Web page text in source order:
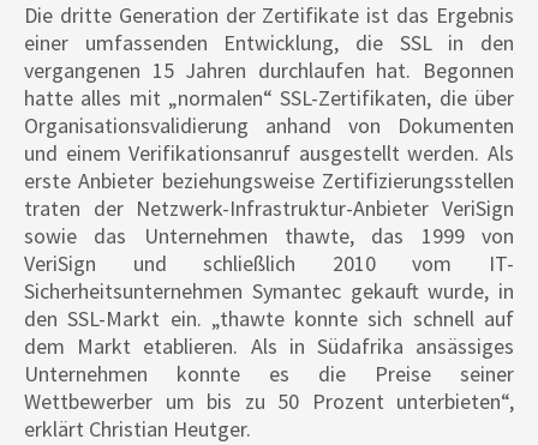
Die dritte Generation der Zertifikate ist das Ergebnis
einer umfassenden Entwicklung, die SSL in den
vergangenen 15 Jahren durchlaufen hat. Begonnen
hatte alles mit „normalen“ SSL-Zertifikaten, die über
Organisationsvalidierung anhand von Dokumenten
und einem Verifikationsanruf ausgestellt werden. Als
erste Anbieter beziehungsweise Zertifizierungsstellen
traten der Netzwerk-Infrastruktur-Anbieter VeriSign
sowie das Unternehmen thawte, das 1999 von
VeriSign und schließlich 2010 vom IT-
Sicherheitsunternehmen Symantec gekauft wurde, in
den SSL-Markt ein. „thawte konnte sich schnell auf
dem Markt etablieren. Als in Südafrika ansässiges
Unternehmen konnte es die Preise seiner
Wettbewerber um bis zu 50 Prozent unterbieten“,
erklärt Christian Heutger.